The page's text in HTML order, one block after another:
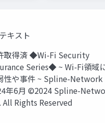
キスト
取得済 ◆Wi-Fi Security
Series◆ ~ Wi-Fi領域
性や事件 ~ Spline-Network
年6月 ©2024 Spline-
All Rights Reserved